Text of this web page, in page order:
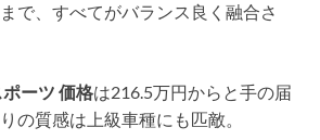
で、すべてがバランス良く融合さ
ーツ 価格は216.5万円からと手の届
の質感は上級車種にも匹敵。